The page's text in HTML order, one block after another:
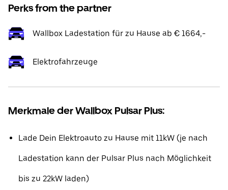
Perks from the partner
Wallbox Ladestation für zu Hause ab € 1664,-
Elektrofahrzeuge
Merkmale der Wallbox Pulsar Plus:
Lade Dein Elektroauto zu Hause mit 11kW (je nach
Ladestation kann der Pulsar Plus nach Möglichkeit
bis zu 22kW laden)